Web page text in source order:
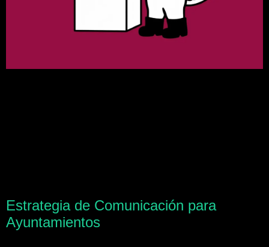
Estrategia de Comunicación para
Ayuntamientos